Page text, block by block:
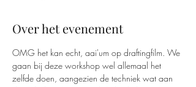
Over het evenement
OMG het kan echt, aai'um op draftingfilm. We
gaan bij deze workshop wel allemaal het
zelfde doen, aangezien de techniek wat aan